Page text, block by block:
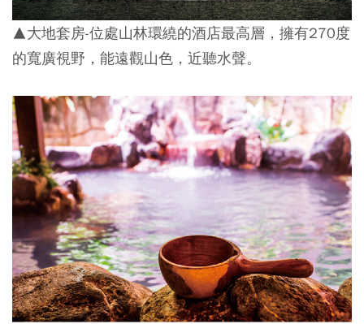
▲大地套房-位處山林環繞的酒店最高層，擁有270度
的寬廣視野，能遠觀山色，近聽水聲。